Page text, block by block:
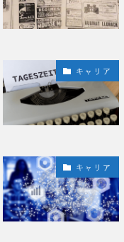
キャリア
キャリア